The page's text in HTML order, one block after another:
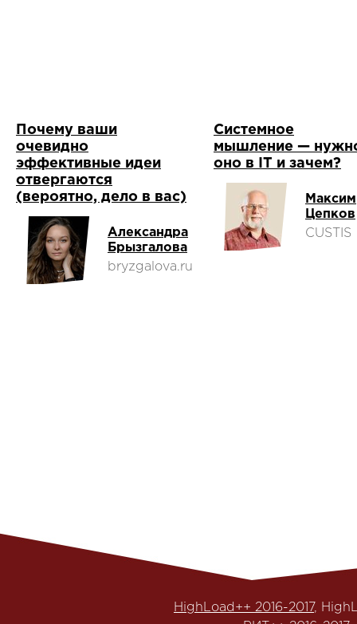
Почему ваши
очевидно
эффективные идеи
отвергаются
(вероятно, дело в вас)
Александра
Брызгалова
bryzgalova.ru
Системное
мышление —
оно в IТ и зачем?
Максим
Цепков
CUSTIS
HighLoad++ 2016-2017,